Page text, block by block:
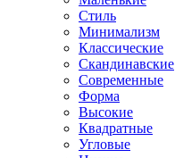
Стиль
Минимализм
Классические
Скандинавские
Современные
Форма
Высокие
Квадратные
Угловые